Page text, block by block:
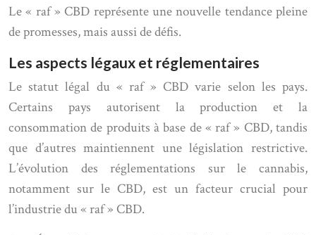
Le « raf » CBD représente une nouvelle tendance pleine
de promesses, mais aussi de défis.
Les aspects légaux et réglementaires
Le statut légal du « raf » CBD varie selon les pays.
Certains pays autorisent la production et la
consommation de produits à base de « raf » CBD, tandis
que d’autres maintiennent une législation restrictive.
L’évolution des réglementations sur le cannabis,
notamment sur le CBD, est un facteur crucial pour
l’industrie du « raf » CBD.